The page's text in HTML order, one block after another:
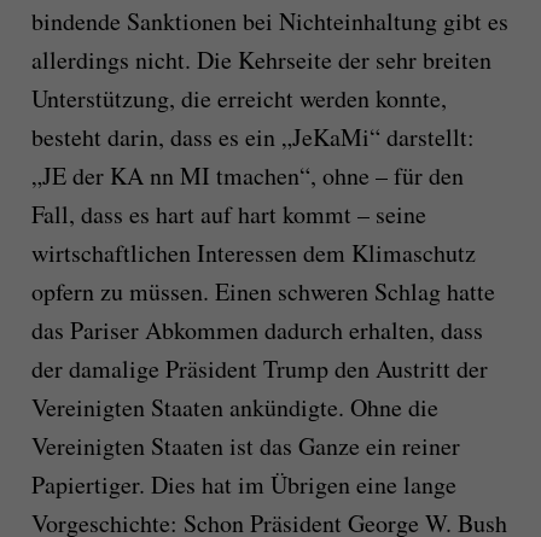
bindende Sanktionen bei Nichteinhaltung gibt es
allerdings nicht. Die Kehrseite der sehr breiten
Unterstützung, die erreicht werden konnte,
besteht darin, dass es ein „JeKaMi“ darstellt:
„JE der KA nn MI tmachen“, ohne – für den
Fall, dass es hart auf hart kommt – seine
wirtschaftlichen Interessen dem Klimaschutz
opfern zu müssen. Einen schweren Schlag hatte
das Pariser Abkommen dadurch erhalten, dass
der damalige Präsident Trump den Austritt der
Vereinigten Staaten ankündigte. Ohne die
Vereinigten Staaten ist das Ganze ein reiner
Papiertiger. Dies hat im Übrigen eine lange
Vorgeschichte: Schon Präsident George W. Bush